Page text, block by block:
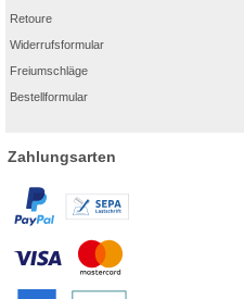
Retoure
Widerrufsformular
Freiumschläge
Bestellformular
Zahlungsarten